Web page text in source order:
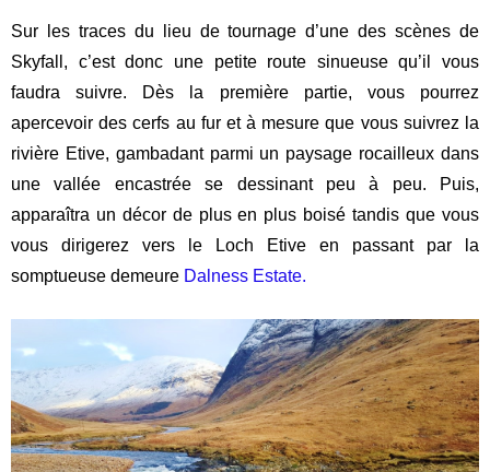
Sur les traces du lieu de tournage d’une des scènes de
Skyfall, c’est donc une petite route sinueuse qu’il vous
faudra suivre. Dès la première partie, vous pourrez
apercevoir des cerfs au fur et à mesure que vous suivrez la
rivière Etive, gambadant parmi un paysage rocailleux dans
une vallée encastrée se dessinant peu à peu. Puis,
apparaîtra un décor de plus en plus boisé tandis que vous
vous dirigerez vers le Loch Etive en passant par la
somptueuse demeure Dalness Estate.